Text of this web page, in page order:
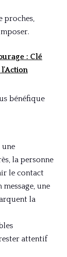
proches,
: Clé
l'Action
bénéfique
une
la personne
le contact
une
la
attentif